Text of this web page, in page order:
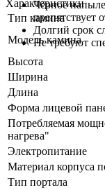
Чёрное
препятствует
Долгий срок
Не требуют
Характеристики
Тип камина
Модель камина
Высота
Ширина
Длина
Форма лицевой
Потребляемая
нагрева"
Электропитание
Материал корпуса
Тип портала